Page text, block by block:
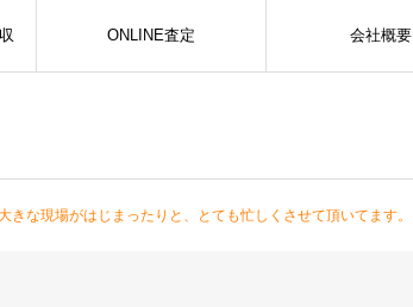
ONLINE査定 会社概要
な現場がはじまったりと、とても忙しくさせて頂いてます。